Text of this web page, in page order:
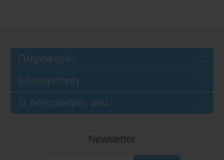
Πληροφορίες
Εξυπηρέτηση
Ο Λογαριασμός μου
Newsletter